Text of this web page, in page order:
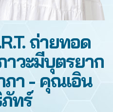
ถ่ายทอด
วะมีบุตรยาก
า - คุณเอิน
ทร์